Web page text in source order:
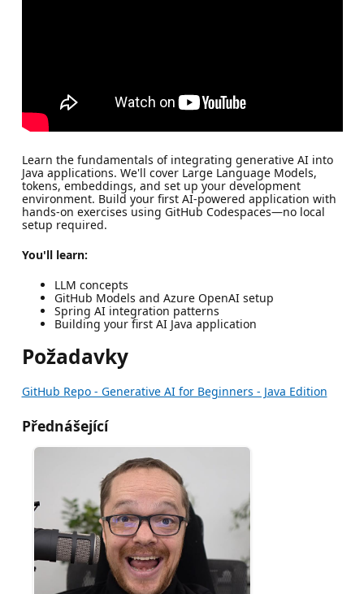
Learn the fundamentals of integrating generative AI into
Java applications. We'll cover Large Language Models,
tokens, embeddings, and set up your development
environment. Build your first AI-powered application with
hands-on exercises using GitHub Codespaces—no local
setup required.
You'll learn:
LLM concepts
GitHub Models and Azure OpenAI setup
Spring AI integration patterns
Building your first AI Java application
Požadavky
GitHub Repo - Generative AI for Beginners - Java Edition
Přednášející